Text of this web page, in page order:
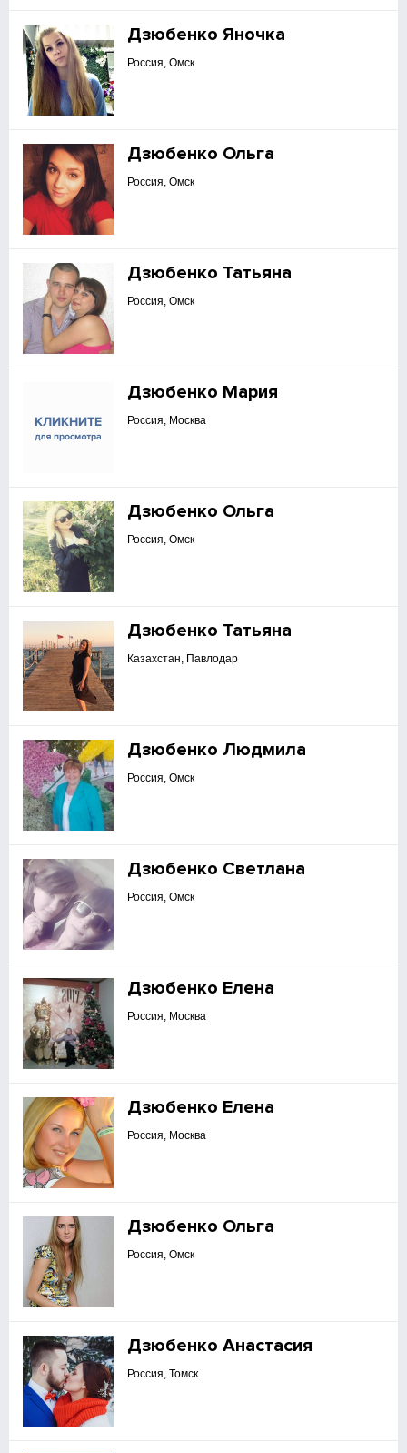
Дзюбенко Яночка
Россия, Омск
Дзюбенко Ольга
Россия, Омск
Дзюбенко Татьяна
Россия, Омск
Дзюбенко Мария
Россия, Москва
Дзюбенко Ольга
Россия, Омск
Дзюбенко Татьяна
Казахстан, Павлодар
Дзюбенко Людмила
Россия, Омск
Дзюбенко Светлана
Россия, Омск
Дзюбенко Елена
Россия, Москва
Дзюбенко Елена
Россия, Москва
Дзюбенко Ольга
Россия, Омск
Дзюбенко Анастасия
Россия, Томск